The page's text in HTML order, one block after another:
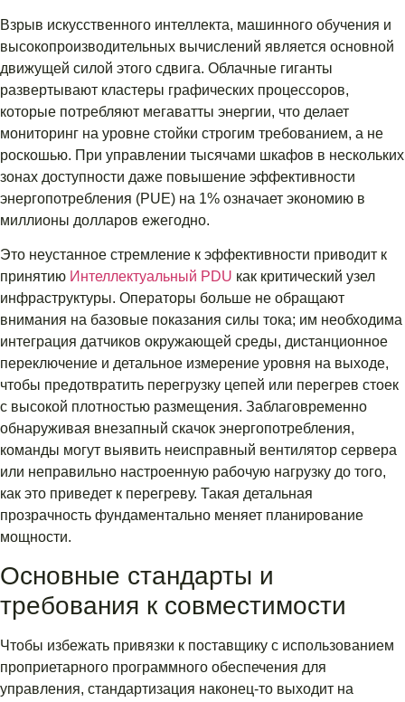
Взрыв искусственного интеллекта, машинного обучения и
высокопроизводительных вычислений является основной
движущей силой этого сдвига. Облачные гиганты
развертывают кластеры графических процессоров,
которые потребляют мегаватты энергии, что делает
мониторинг на уровне стойки строгим требованием, а не
роскошью. При управлении тысячами шкафов в нескольких
зонах доступности даже повышение эффективности
энергопотребления (PUE) на 1% означает экономию в
миллионы долларов ежегодно.
Это неустанное стремление к эффективности приводит к
принятию Интеллектуальный PDU как критический узел
инфраструктуры. Операторы больше не обращают
внимания на базовые показания силы тока; им необходима
интеграция датчиков окружающей среды, дистанционное
переключение и детальное измерение уровня на выходе,
чтобы предотвратить перегрузку цепей или перегрев стоек
с высокой плотностью размещения. Заблаговременно
обнаруживая внезапный скачок энергопотребления,
команды могут выявить неисправный вентилятор сервера
или неправильно настроенную рабочую нагрузку до того,
как это приведет к перегреву. Такая детальная
прозрачность фундаментально меняет планирование
мощности.
Основные стандарты и
требования к совместимости
Чтобы избежать привязки к поставщику с использованием
проприетарного программного обеспечения для
управления, стандартизация наконец-то выходит на